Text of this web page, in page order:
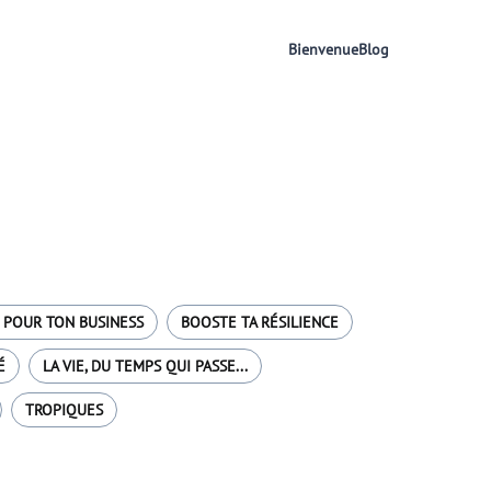
BienvenueBlog
TON BUSINESS BOOSTE TA RÉSILIENCE
LA VIE, DU TEMPS QUI PASSE...
TROPIQUES